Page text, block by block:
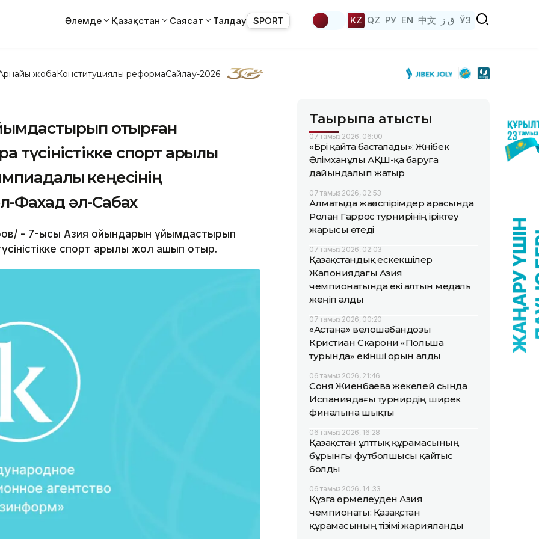
Әлемде Қазақстан Саясат Талдау SPORT KZ QZ РУ EN 中文 ق ز ЎЗ
жобаКонституциялық реформаСайлау-2026
отырған
түсіністікке спорт арқылы
кеңесінің
Фахад әл-Сабах
- 7-қысқы Азия ойындарын ұйымдастырып
спорт арқылы жол ашып отыр.
Тақырыпқа қатысты
07 тамыз 2026, 06:00
«Бәрі қайта басталады»: Жәнібек
Әлімханұлы АҚШ-қа баруға
дайындалып жатыр
07 тамыз 2026, 02:53
Алматыда жаөспірімдер арасында
Ролан Гаррос турнирінің іріктеу
жарысы өтеді
07 тамыз 2026, 02:03
Қазақстандық ескекшілер
Жапониядағы Азия
чемпионатында екі алтын медаль
жеңіп алды
07 тамыз 2026, 00:20
«Астана» велошабандозы
Кристиан Скарони «Польша
турында» екінші орын алды
06 тамыз 2026, 21:46
Соня Жиенбаева жекелей сында
Испаниядағы турнирдің ширек
финалына шықты
06 тамыз 2026, 16:28
Қазақстан ұлттық құрамасының
бұрынғы футболшысы қайтыс
болды
06 тамыз 2026, 14:33
Құзға өрмелеуден Азия
чемпионаты: Қазақстан
құрамасының тізімі жарияланды